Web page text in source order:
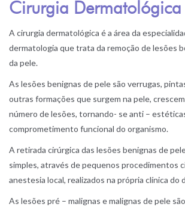
Cirurgia Dermatológica
A cirurgia dermatológica é a área da
dermatologia que trata da remoção de lesões
da pele.
As lesões benignas de pele são verrugas,
outras formações que surgem na pele,
número de lesões, tornando- se anti –
comprometimento funcional do organismo.
A retirada cirúrgica das lesões benignas de
simples, através de pequenos procedimentos
anestesia local, realizados na própria clínica do
As lesões pré – malignas e malignas de pele